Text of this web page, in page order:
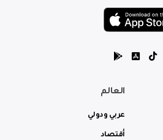
العالم
عربي ودولي
أقتصاد